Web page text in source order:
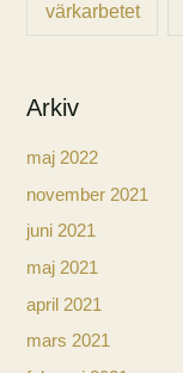
värkarbetet
Arkiv
maj 2022
november 2021
juni 2021
maj 2021
april 2021
mars 2021